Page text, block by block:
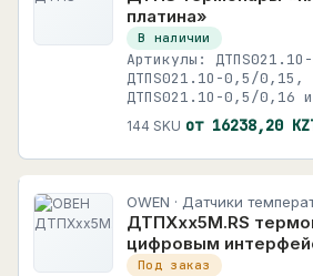
платина»
В наличии
Артикулы:
ДТПS021.1О-0,5/0,15,
ДТПS021.1О-0,5/0,16
144 SKU от 16238,20
OWEN · Датчики
ДТПXхх5М.RS
цифровым
Под заказ